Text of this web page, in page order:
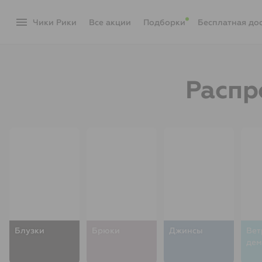
menu Чики Рики акции Подборки Бесплатная
Блузки Джинсы